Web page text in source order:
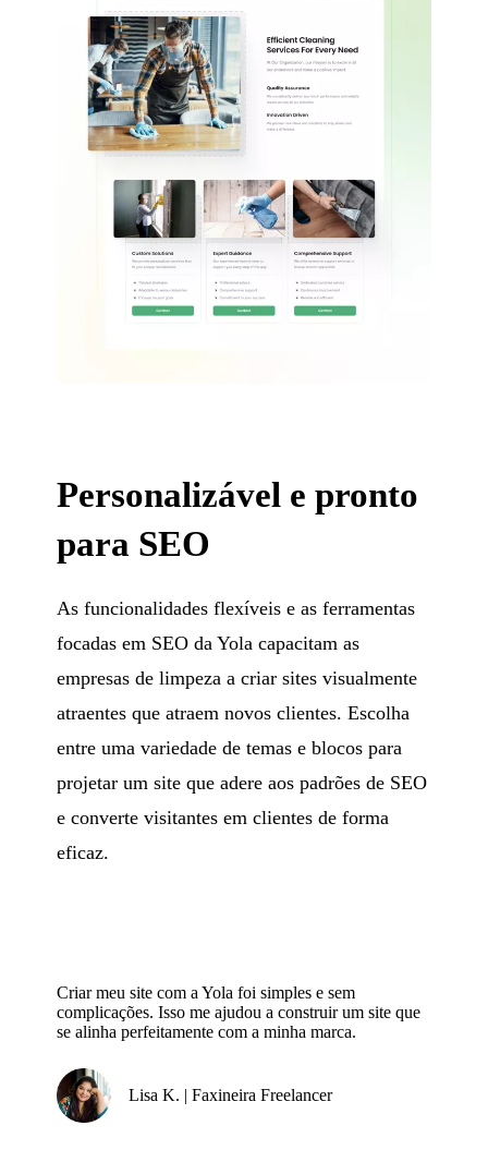
Personalizável e pronto
para SEO
As funcionalidades flexíveis e as ferramentas
focadas em SEO da Yola capacitam as
empresas de limpeza a criar sites visualmente
atraentes que atraem novos clientes. Escolha
entre uma variedade de temas e blocos para
projetar um site que adere aos padrões de SEO
e converte visitantes em clientes de forma
eficaz.
Criar meu site com a Yola foi simples e sem
complicações. Isso me ajudou a construir um site que
se alinha perfeitamente com a minha marca.
Lisa K. | Faxineira Freelancer